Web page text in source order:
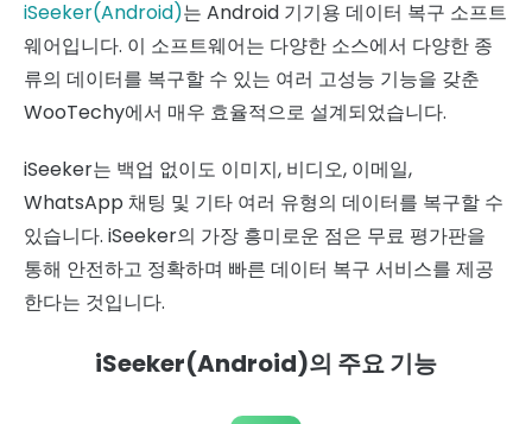
iSeeker(Android)는 Android 기기용 데이터 복구 소프트
웨어입니다. 이 소프트웨어는 다양한 소스에서 다양한 종
류의 데이터를 복구할 수 있는 여러 고성능 기능을 갖춘
WooTechy에서 매우 효율적으로 설계되었습니다.
iSeeker는 백업 없이도 이미지, 비디오, 이메일,
WhatsApp 채팅 및 기타 여러 유형의 데이터를 복구할 수
있습니다. iSeeker의 가장 흥미로운 점은 무료 평가판을
통해 안전하고 정확하며 빠른 데이터 복구 서비스를 제공
한다는 것입니다.
iSeeker(Android)의 주요 기능